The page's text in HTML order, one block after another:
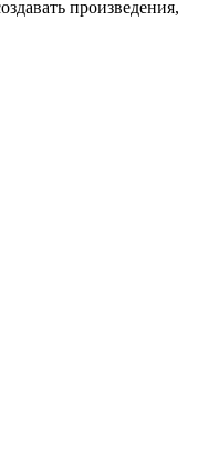
произведения,